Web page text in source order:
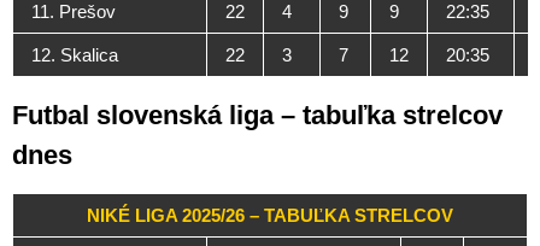
11. Prešov 22 4 9 9 22:35
12. Skalica 22 3 7 12 20:35
Futbal slovenská liga – tabuľka strelcov
dnes
NIKÉ LIGA 2025/26 – TABUĽKA STRELCOV